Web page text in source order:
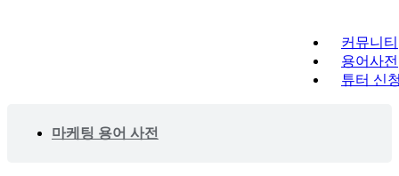
커뮤니티
용어사전
튜터 신
마케팅 용어 사전